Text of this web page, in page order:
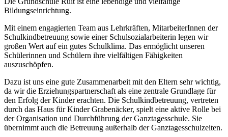
Bildungseinrichtung.
Mit einem engagierten Team aus Lehrkräften, MitarbeiterInnen der
Schulkindbetreuung sowie einer Schulsozialarbeiterin legen wir
großen Wert auf ein gutes Schulklima. Das ermöglicht unseren
Schülerinnen und Schülern ihre vielfältigen Fähigkeiten
auszuschöpfen.
Dazu ist uns eine gute Zusammenarbeit mit den Eltern sehr wichtig,
da wir die Erziehungspartnerschaft als eine zentrale Grundlage für
den Erfolg der Kinder erachten. Die Schulkindbetreuung, vertreten
durch das Haus für Kinder Grabenäcker, spielt eine aktive Rolle bei
der Organisation und Durchführung der Ganztagesschule. Sie
übernimmt auch die Betreuung außerhalb der Ganztagesschulzeiten.